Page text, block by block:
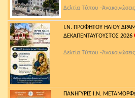
Δελτία Τύπου -
Ι.Ν. ΠΡΟΦΗΤΟΥ ΗΛΙΟΥ
ΔΕΚΑΠΕΝΤΑΥΓΟΥΣΤΟΣ 2026
Δελτία Τύπου -
ΠΑΝΗΓΥΡΙΣ Ι.Ν.